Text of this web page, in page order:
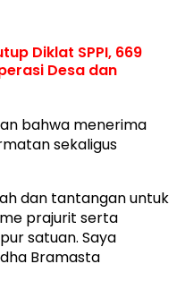
Diklat SPPI, 669
Desa dan
bahwa menerima
sekaligus
dan tantangan untuk
prajurit serta
satuan. Saya
Bramasta